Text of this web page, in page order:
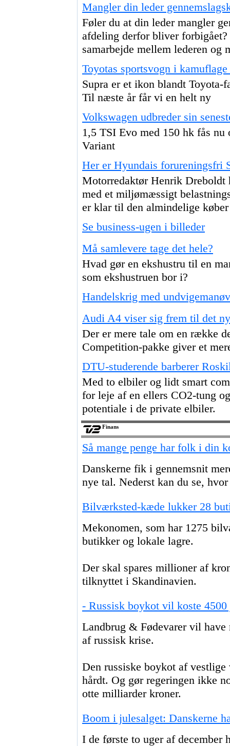
Mangler din leder
Føler du at din leder mangler
afdeling derfor bliver
samarbejde mellem lederen
Toyotas sportsvogn i
Supra er et ikon blandt Toyota-
Til næste år får vi en helt ny
Volkswagen udbreder sin
1,5 TSI Evo med 150 hk fås nu
Variant
Her er Hyundais forureningsfri
Motorredaktør Henrik Dreboldt
med et miljømæssigt
er klar til den almindelige
Se business-ugen i billeder
Må samlevere tage det hele?
Hvad gør en ekshustru til en
som ekshustruen bor i?
Handelskrig med
Audi A4 viser sig frem til det
Der er mere tale om en række
Competition-pakke giver et
DTU-studerende barberer
Med to elbiler og lidt smart
for leje af en ellers CO2-tung
potentiale i de private elbiler.
Finans
Så mange penge har folk i din
Danskerne fik i gennemsnit
nye tal. Nederst kan du se,
Bilværksted-kæde lukker 28
Mekonomen, som har 1275
butikker og lokale lagre.
Der skal spares millioner af
tilknyttet i Skandinavien.
- Russisk boykot vil koste 4500
Landbrug & Fødevarer vil
af russisk krise.
Den russiske boykot af
hårdt. Og gør regeringen ikke
otte milliarder kroner.
Boom i julesalget: Danskerne
I de første to uger af